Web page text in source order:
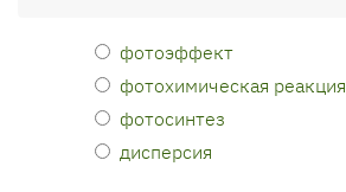
фотоэффект
фотохимическая реакция
фотосинтез
дисперсия